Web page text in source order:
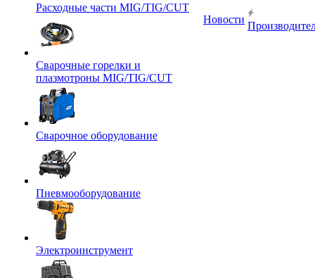
Расходные части MIG/TIG/CUT
Сварочные горелки и
плазмотроны MIG/TIG/CUT
Сварочное оборудование
Пневмооборудование
Электроинструмент
Новости